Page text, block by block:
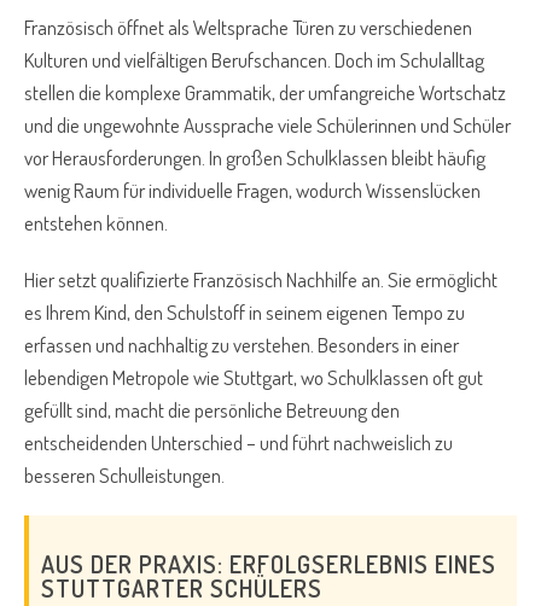
Französisch öffnet als Weltsprache Türen zu verschiedenen
Kulturen und vielfältigen Berufschancen. Doch im Schulalltag
stellen die komplexe Grammatik, der umfangreiche Wortschatz
und die ungewohnte Aussprache viele Schülerinnen und Schüler
vor Herausforderungen. In großen Schulklassen bleibt häufig
wenig Raum für individuelle Fragen, wodurch Wissenslücken
entstehen können.
Hier setzt qualifizierte Französisch Nachhilfe an. Sie ermöglicht
es Ihrem Kind, den Schulstoff in seinem eigenen Tempo zu
erfassen und nachhaltig zu verstehen. Besonders in einer
lebendigen Metropole wie Stuttgart, wo Schulklassen oft gut
gefüllt sind, macht die persönliche Betreuung den
entscheidenden Unterschied – und führt nachweislich zu
besseren Schulleistungen.
AUS DER PRAXIS: ERFOLGSERLEBNIS EINES
STUTTGARTER SCHÜLERS